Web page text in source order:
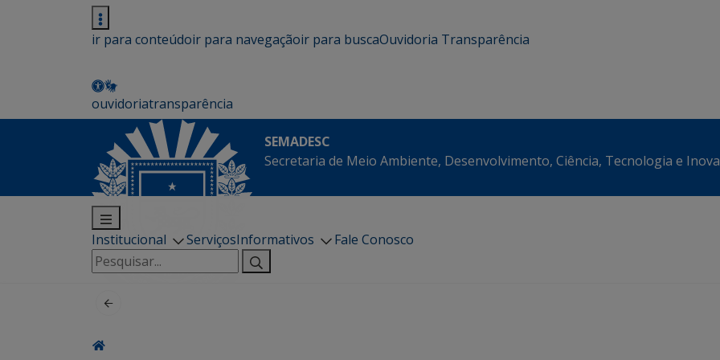
ir para conteúdoir para navegaçãoir para buscaOuvidoria Transparência
ouvidoriatransparência
SEMADESC
Secretaria de Meio Ambiente, Desenvolvimento, Ciência, Tecnologia e
Institucional ServiçosInformativos
Fale Conosco
Pesquisar
por: